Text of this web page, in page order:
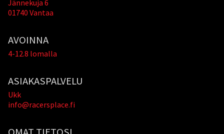
Jännekuja 6
01740 Vantaa
AVOINNA
4-12.8 lomalla
ASIAKASPALVELU
Ukk
info@racersplace.fi